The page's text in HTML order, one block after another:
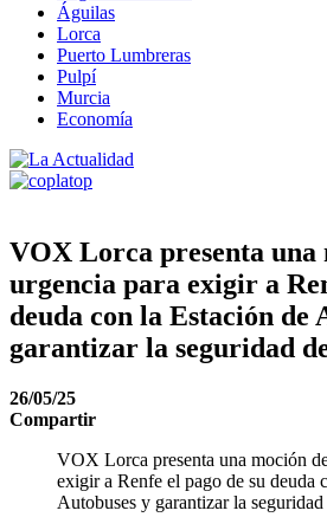
Águilas
Lorca
Puerto Lumbreras
Pulpí
Murcia
Economía
VOX Lorca presenta una
urgencia para exigir a
deuda con la Estación de
garantizar la seguridad
26/05/25
Compartir
VOX Lorca presenta una moción
exigir a Renfe el pago de su deuda
Autobuses y garantizar la